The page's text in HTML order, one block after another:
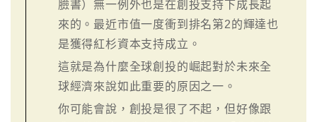
臉書）無一例外也是在創投支持下成長起
來的。最近市值一度衝到排名第2的輝達也
是獲得紅杉資本支持成立。
這就是為什麼全球創投的崛起對於未來全
球經濟來說如此重要的原因之一。
你可能會說，創投是很了不起，但好像跟